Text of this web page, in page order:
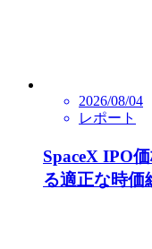
2026/08/04
レポート
SpaceX IPO
る適正な時価